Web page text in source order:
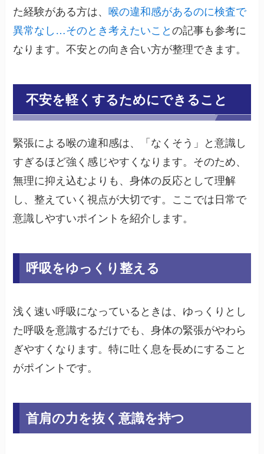
た経験がある方は、喉の違和感があるのに検査で
異常なし…そのとき考えたいことの記事も参考に
なります。不安との向き合い方が整理できます。
不安を軽くするためにできること
緊張による喉の違和感は、「なくそう」と意識し
すぎるほど強く感じやすくなります。そのため、
無理に抑え込むよりも、身体の反応として理解
し、整えていく視点が大切です。ここでは日常で
意識しやすいポイントを紹介します。
呼吸をゆっくり整える
浅く速い呼吸になっているときは、ゆっくりとし
た呼吸を意識するだけでも、身体の緊張がやわら
ぎやすくなります。特に吐く息を長めにすること
がポイントです。
首肩の力を抜く意識を持つ